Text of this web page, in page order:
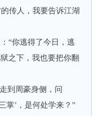
传人，我要告诉江湖
你逃得了今日，逃
之下，我也要把你翻
到周豪身侧，问
掌’，是何处学来？”